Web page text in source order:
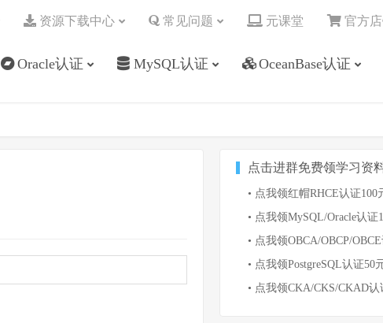
Oracle认证 MySQL认证 OceanBase认证
资源下载中心 常见问题 元课堂 官方
点击进群免费领学习资
• 点我领红帽RHCE认证100
• 点我领MySQL/Oracle认证
• 点我领OBCA/OBCP/
• 点我领PostgreSQL认证50
• 点我领CKA/CKS/CKAD认